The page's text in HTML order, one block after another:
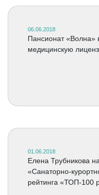
06.06.2018
Пансионат «Волна»
медицинскую
01.06.2018
Елена Трубникова
«Санаторно-
рейтинга «ТОП-100